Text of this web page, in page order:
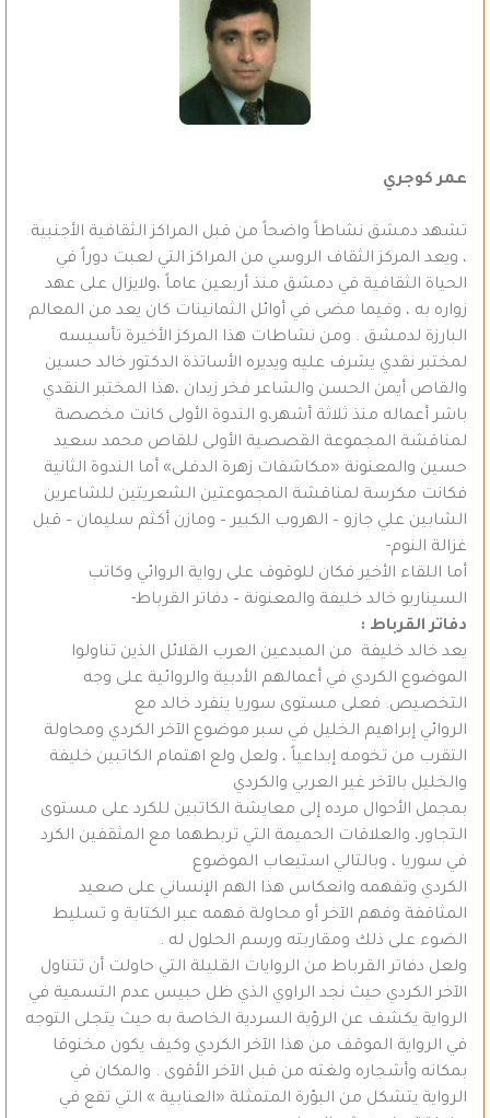
عمر كوجري
تشهد دمشق نشاطاً واضحاً من قبل المراكز الثقافية الأجنبية
، ويعد المركز الثقاف الروسي من المراكز التي لعبت دوراً في
الحياة الثقافية في دمشق منذ أربعين عاماً ،ولايزال على عهد
زواره به ، وفيما مضى في أوائل الثمانينات كان يعد من المعالم
البارزة لدمشق . ومن نشاطات هذا المركز الأخيرة تأسيسه
لمختبر نقدي يشرف عليه ويديره الأساتذة الدكتور خالد حسين
والقاص أيمن الحسن والشاعر فخر زيدان ،هذا المختبر النقدي
باشر أعماله منذ ثلاثة أشهر،و الندوة الأولى كانت مخصصة
لمناقشة المجموعة القصصية الأولى للقاص محمد سعيد
حسين والمعنونة «مكاشفات زهرة الدفلى» أما الندوة الثانية
فكانت مكرسة لمناقشة المجموعتين الشعريتين للشاعرين
الشابين علي جازو – الهروب الكبير – ومازن أكثم سليمان – قبل
غزالة النوم-
أما اللقاء الأخير فكان للوقوف على رواية الروائي وكاتب
السيناريو خالد خليفة والمعنونة – دفاتر القرباط-
دفاتر القرباط :
يعد خالد خليفة من المبدعين العرب القلائل الذين تناولوا
الموضوع الكردي في أعمالهم الأدبية والروائية على وجه
التخصيص. فعلى مستوى سوريا ينفرد خالد مع
الروائي إبراهيم الخليل في سبر موضوع الآخر الكردي ومحاولة
التقرب من تخومه إبداعياً ، ولعل ولع اهتمام الكاتبين خليفة
والخليل بالآخر غير العربي والكردي
بمجمل الأحوال مرده إلى معايشة الكاتبين للكرد على مستوى
التجاور، والعلاقات الحميمة التي تربطهما مع المثقفين الكرد
في سوريا ، وبالتالي استيعاب الموضوع
الكردي وتفهمه وانعكاس هذا الهم الإنساني على صعيد
المثاقفة وفهم الآخر أو محاولة فهمه عبر الكتابة و تسليط
الضوء على ذلك ومقاربته ورسم الحلول له .
ولعل دفاتر القرباط من الروايات القليلة التي حاولت أن تتناول
الآخر الكردي حيث نجد الراوي الذي ظل حبيس عدم التسمية في
الرواية يكشف عن الرؤية السردية الخاصة به حيث يتجلى التوجه
في الرواية الموقف من هذا الآخر الكردي وكيف يكون مخنوقا
بمكانه وأشجاره ولغته من قبل الآخر الأقوى . والمكان في
الرواية يتشكل من البؤرة المتمثلة «العنابية » التي تقع في